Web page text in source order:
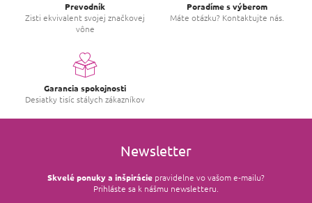
Prevodník
Zisti ekvivalent svojej značkovej
vône
Poradíme s výberom
Máte otázku? Kontaktujte nás.
Garancia spokojnosti
Desiatky tisíc stálych zákazníkov
Newsletter
Skvelé ponuky a inšpirácie pravidelne vo vašom e‑mailu?
Prihláste sa k nášmu newsletteru.